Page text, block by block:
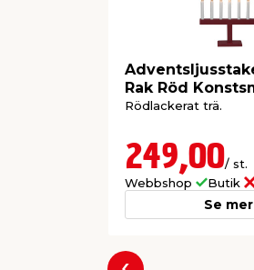
Rak Röd
Rödlackerat trä.
249,00/ st.
Webbshop
Butik
Se mer